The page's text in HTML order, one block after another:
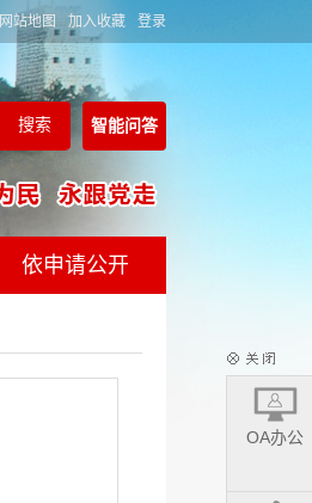
网站地图 加入收藏 登录
智能问答
依申请公开
OA办公